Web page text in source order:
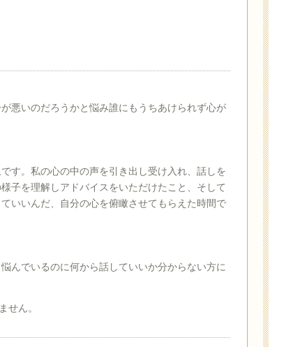
悪いのだろうかと悩み誰にもうちあけられず心が
す。私の心の中の声を引き出し受け入れ、話しを
子を理解しアドバイスをいただけたこと、そして
いいんだ、自分の心を俯瞰させてもらえた時間で
んでいるのに何から話していいか分からない方に
せん。